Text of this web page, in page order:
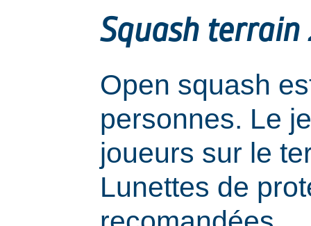
Squash
Open squash
personnes. Le
joueurs sur le
Lunettes de